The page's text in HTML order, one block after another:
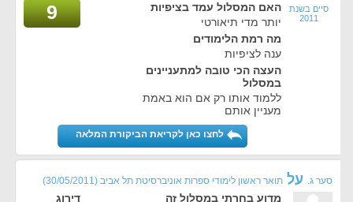
סיים בשנת
2011
האם המסלול עמד בציפיות
יותר מדי תיאורטי
מה רמת הלימודים
ענה לציפיות
העצה הכי טובה למתעניינים
במסלול
ללמוד אותו רק אם הוא באמת
מעניין אותם
9
לחצו כאן לקריאת הביקורת המלאה
סער ג. על תואר ראשון לימודי ספרות אוניברסיטת תל אביב (30/05/2011)
מדוע בחרתי במסלול זה
דירוג